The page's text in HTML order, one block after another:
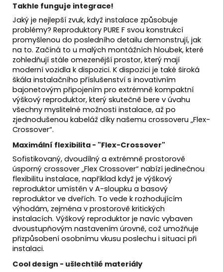
Takhle funguje integrace!
Jaký je nejlepší zvuk, když instalace způsobuje
problémy? Reproduktory PURE F svou konstrukcí
promyšlenou do posledního detailu demonstrují, jak
na to. Začíná to u malých montážních hloubek, které
zohledňují stále omezenější prostor, který mají
moderní vozidla k dispozici. K dispozici je také široká
škála instalačního příslušenství s inovativním
bajonetovým připojením pro extrémně kompaktní
výškový reproduktor, který skutečně bere v úvahu
všechny myslitelné možnosti instalace, až po
zjednodušenou kabeláž díky našemu crossoveru „Flex-
Crossover“.
Maximální flexibilita - "Flex-Crossover"
Sofistikovaný, dvoudílný a extrémně prostorově
úsporný crossover „Flex Crossover“ nabízí jedinečnou
flexibilitu instalace, například když je výškový
reproduktor umístěn v A-sloupku a basový
reproduktor ve dveřích. To vede k rozhodujícím
výhodám, zejména v prostorově kritických
instalacích. Výškový reproduktor je navíc vybaven
dvoustupňovým nastavením úrovně, což umožňuje
přizpůsobení osobnímu vkusu poslechu i situaci při
instalaci.
Cool design - ušlechtilé materiály